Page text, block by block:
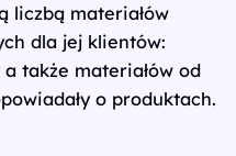
liczbą materiałów
dla jej klientów:
także materiałów od
o produktach.